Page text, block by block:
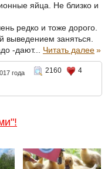
яйца. Не близко и
редко и тоже дорого.
заняться.
-дают... Читать далее»
года 2160
4